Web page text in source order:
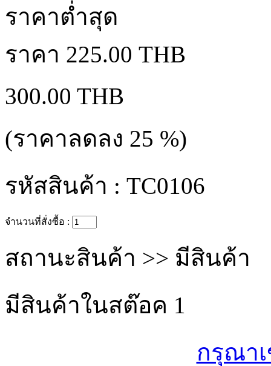
ราคาต่ำสุด
ราคา 225.00 THB
300.00 THB
(ราคาลดลง 25 %)
รหัสสินค้า : TC0106
จำนวนที่สั่งซื้อ :
สถานะสินค้า >> มีสินค้า
มีสินค้าในสต๊อค 1
กรุณา